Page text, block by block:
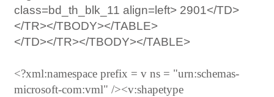
class=bd_th_blk_11 align=left> 2901</TD>
</TR></TBODY></TABLE>
</TD></TR></TBODY></TABLE>
<?xml:namespace prefix = v ns = "urn:schemas-
microsoft-com:vml" /><v:shapetype